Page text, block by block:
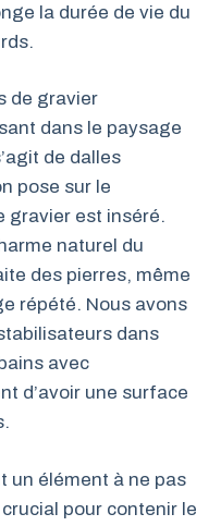
la durée de vie du
de gravier
dans le paysage
de dalles
pose sur le
gravier est inséré.
naturel du
des pierres, même
répété. Nous avons
dans
avec
d’avoir une surface
un élément à ne pas
pour contenir le